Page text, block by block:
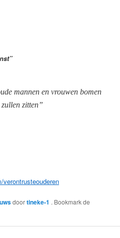
mannen en vrouwen bomen
zitten”
verontrusteouderen
doortineke-1 . Bookmark de